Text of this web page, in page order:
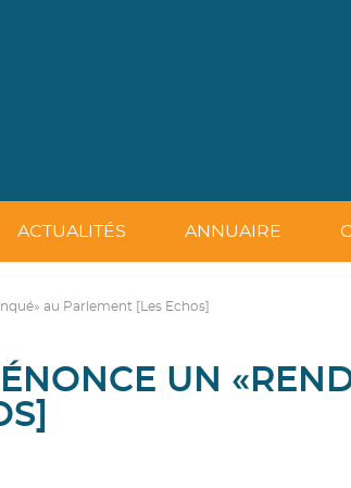
ACTUALITÉS ANNUAIRE
au Parlement [Les Echos]
UN